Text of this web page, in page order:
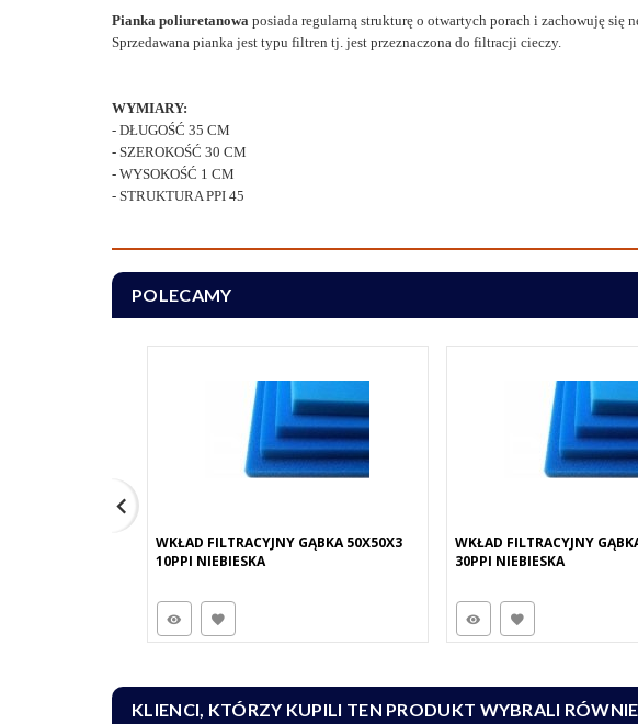
Pianka poliuretanowa posiada regularną strukturę o otwartych porach i zachowuję się
Sprzedawana pianka jest typu filtren tj. jest przeznaczona do filtracji cieczy.
WYMIARY:
- DŁUGOŚĆ 35 CM
- SZEROKOŚĆ 30 CM
- WYSOKOŚĆ 1 CM
- STRUKTURA PPI 45
POLECAMY
WKŁAD FILTRACYJNY GĄBKA 50X50X3
10PPI NIEBIESKA
WKŁAD FILTRACYJNY
30PPI NIEBIESKA
KLIENCI, KTÓRZY KUPILI TEN PRODUKT WYBRALI